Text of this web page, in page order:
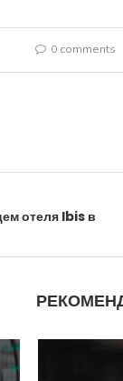
0 comments
отеля Ibis в